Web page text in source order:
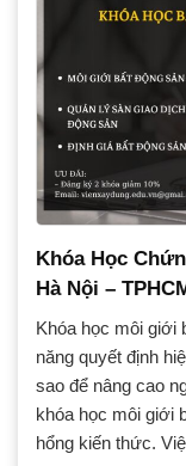
Khóa Học
Hà Nội –
Khóa học môi giới
năng quyết định
sao để nâng cao
khóa học môi giới
hổng kiến thức.